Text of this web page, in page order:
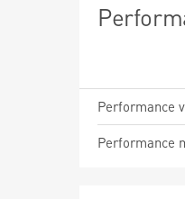
Performance
Performance